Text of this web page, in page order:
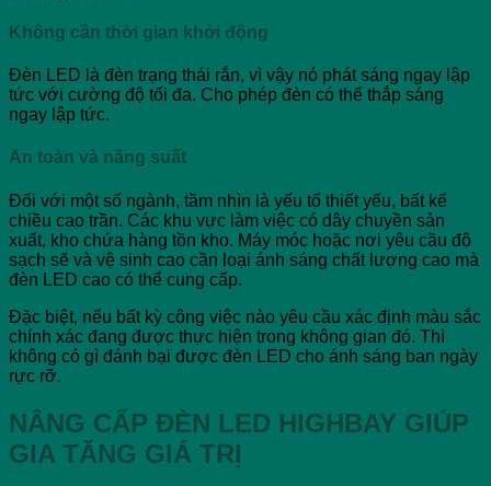
Không cần thời gian khởi động
Đèn LED là đèn trạng thái rắn, vì vậy nó phát sáng ngay lập
tức với cường độ tối đa. Cho phép đèn có thể thắp sáng
ngay lập tức.
An toàn và năng suất
Đối với một số ngành, tầm nhìn là yếu tố thiết yếu, bất kể
chiều cao trần. Các khu vực làm việc có dây chuyền sản
xuất, kho chứa hàng tồn kho. Máy móc hoặc nơi yêu cầu độ
sạch sẽ và vệ sinh cao cần loại ánh sáng chất lượng cao mà
đèn LED cao có thể cung cấp.
Đặc biệt, nếu bất kỳ công việc nào yêu cầu xác định màu sắc
chính xác đang được thực hiện trong không gian đó. Thì
không có gì đánh bại được đèn LED cho ánh sáng ban ngày
rực rỡ.
NÂNG CẤP ĐÈN LED HIGHBAY GIÚP
GIA TĂNG GIÁ TRỊ